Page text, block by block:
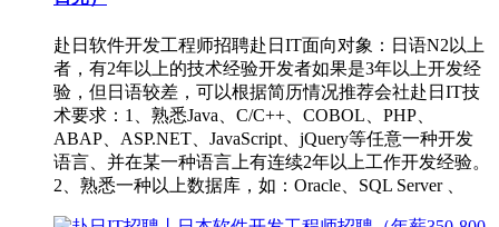
赴日软件开发工程师招聘赴日IT面向对象：日语N2以上
者，有2年以上的技术经验开发者如果是3年以上开发经
验，但日语较差，可以根据简历情况推荐会社赴日IT技
术要求：1、熟悉Java、C/C++、COBOL、PHP、
ABAP、ASP.NET、JavaScript、jQuery等任意一种开发
语言、并在某一种语言上有连续2年以上工作开发经验。
2、熟悉一种以上数据库，如：Oracle、SQL Server 、